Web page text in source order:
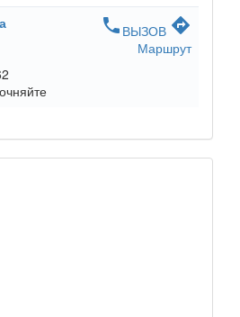
phone ВЫЗОВ directions
Маршрут